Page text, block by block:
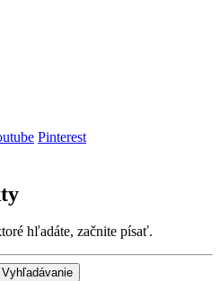
Pinterest
hľadáte, začnite písať.
Vyhľadávanie